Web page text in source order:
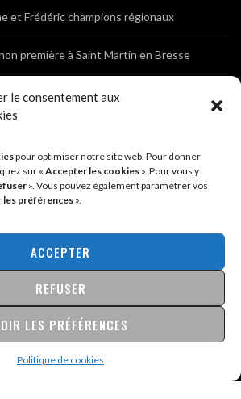
le consentement aux
pour optimiser notre site web. Pour donner
sur « Accepter les cookies ». Pour vous y
». Vous pouvez également paramétrer vos
les préférences ».
ACCEPTER
REFUSER
LES PRÉFÉRENCES
Politique de cookies
et Frédéric champions régionaux
première à Saint Martin en Bresse
dansPhotos de l’Assemblée Générale du
de Brochon (21)
Nutrition 71 – Cécile Guyon Robert
& POLITIQUE DE CONFIDENTIALITÉ